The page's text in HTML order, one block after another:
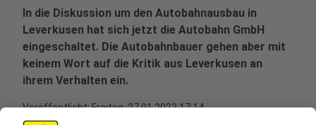
In die Diskussion um den Autobahnausbau in
Leverkusen hat sich jetzt die Autobahn GmbH
eingeschaltet. Die Autobahnbauer gehen aber mit
keinem Wort auf die Kritik aus Leverkusen an
ihrem Verhalten ein.
Veröffentlicht:Freitag, 27.01.2023 17:14